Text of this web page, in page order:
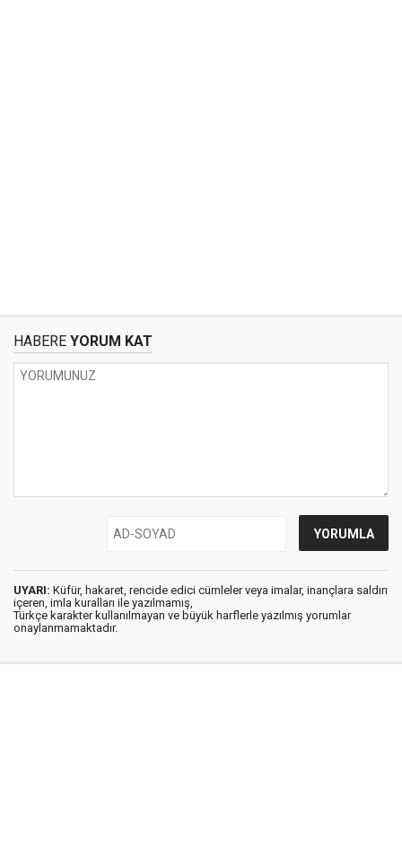
HABERE YORUM KAT
UYARI: Küfür, hakaret, rencide edici cümleler veya imalar, inançlara saldırı
içeren, imla kuralları ile yazılmamış,
Türkçe karakter kullanılmayan ve büyük harflerle yazılmış yorumlar
onaylanmamaktadır.